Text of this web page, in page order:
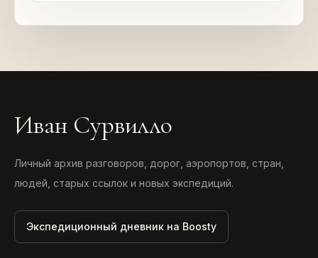
Иван Сурвилло
Личный архив разговоров, дорог, аэропортов, стран,
людей, старых ссылок и новых экспедиций.
Экспедиционный дневник на Boosty